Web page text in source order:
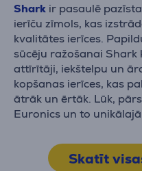
Shark ir pasaulē
ierīču zīmols, kas
kvalitātes ierīces.
sūcēju ražošanai
attīrītāji, iekštelpu un
kopšanas ierīces, kas
ātrāk un ērtāk. Lūk,
Euronics un to
Skatīt